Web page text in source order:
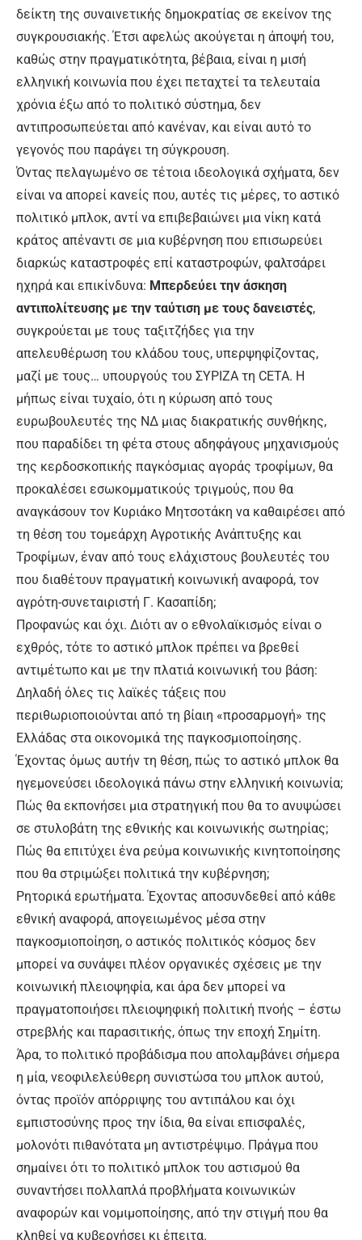
δείκτη της συναινετικής δημοκρατίας σε εκείνον της
συγκρουσιακής. Έτσι αφελώς ακούγεται η άποψή του,
καθώς στην πραγματικότητα, βέβαια, είναι η μισή
ελληνική κοινωνία που έχει πεταχτεί τα τελευταία
χρόνια έξω από το πολιτικό σύστημα, δεν
αντιπροσωπεύεται από κανέναν, και είναι αυτό το
γεγονός που παράγει τη σύγκρουση.
Όντας πελαγωμένο σε τέτοια ιδεολογικά σχήματα, δεν
είναι να απορεί κανείς που, αυτές τις μέρες, το αστικό
πολιτικό μπλοκ, αντί να επιβεβαιώνει μια νίκη κατά
κράτος απέναντι σε μια κυβέρνηση που επισωρεύει
διαρκώς καταστροφές επί καταστροφών, φαλτσάρει
ηχηρά και επικίνδυνα: Μπερδεύει την άσκηση
αντιπολίτευσης με την ταύτιση με τους δανειστές,
συγκρούεται με τους ταξιτζήδες για την
απελευθέρωση του κλάδου τους, υπερψηφίζοντας,
μαζί με τους… υπουργούς του ΣΥΡΙΖΑ τη CETA. Η
μήπως είναι τυχαίο, ότι η κύρωση από τους
ευρωβουλευτές της ΝΔ μιας διακρατικής συνθήκης,
που παραδίδει τη φέτα στους αδηφάγους μηχανισμούς
της κερδοσκοπικής παγκόσμιας αγοράς τροφίμων, θα
προκαλέσει εσωκομματικούς τριγμούς, που θα
αναγκάσουν τον Κυριάκο Μητσοτάκη να καθαιρέσει από
τη θέση του τομεάρχη Αγροτικής Ανάπτυξης και
Τροφίμων, έναν από τους ελάχιστους βουλευτές του
που διαθέτουν πραγματική κοινωνική αναφορά, τον
αγρότη-συνεταιριστή Γ. Κασαπίδη;
Προφανώς και όχι. Διότι αν ο εθνολαϊκισμός είναι ο
εχθρός, τότε το αστικό μπλοκ πρέπει να βρεθεί
αντιμέτωπο και με την πλατιά κοινωνική του βάση:
Δηλαδή όλες τις λαϊκές τάξεις που
περιθωριοποιούνται από τη βίαιη «προσαρμογή» της
Ελλάδας στα οικονομικά της παγκοσμιοποίησης.
Έχοντας όμως αυτήν τη θέση, πώς το αστικό μπλοκ θα
ηγεμονεύσει ιδεολογικά πάνω στην ελληνική κοινωνία;
Πώς θα εκπονήσει μια στρατηγική που θα το ανυψώσει
σε στυλοβάτη της εθνικής και κοινωνικής σωτηρίας;
Πώς θα επιτύχει ένα ρεύμα κοινωνικής κινητοποίησης
που θα στριμώξει πολιτικά την κυβέρνηση;
Ρητορικά ερωτήματα. Έχοντας αποσυνδεθεί από κάθε
εθνική αναφορά, απογειωμένος μέσα στην
παγκοσμιοποίηση, ο αστικός πολιτικός κόσμος δεν
μπορεί να συνάψει πλέον οργανικές σχέσεις με την
κοινωνική πλειοψηφία, και άρα δεν μπορεί να
πραγματοποιήσει πλειοψηφική πολιτική πνοής – έστω
στρεβλής και παρασιτικής, όπως την εποχή Σημίτη.
Άρα, το πολιτικό προβάδισμα που απολαμβάνει σήμερα
η μία, νεοφιλελεύθερη συνιστώσα του μπλοκ αυτού,
όντας προϊόν απόρριψης του αντιπάλου και όχι
εμπιστοσύνης προς την ίδια, θα είναι επισφαλές,
μολονότι πιθανότατα μη αντιστρέψιμο. Πράγμα που
σημαίνει ότι το πολιτικό μπλοκ του αστισμού θα
συναντήσει πολλαπλά προβλήματα κοινωνικών
αναφορών και νομιμοποίησης, από την στιγμή που θα
κληθεί να κυβερνήσει κι έπειτα.